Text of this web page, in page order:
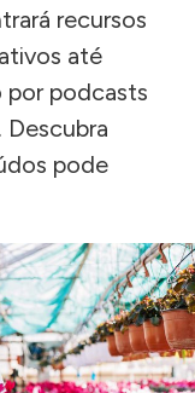
recursos
até
por podcasts
Descubra
pode